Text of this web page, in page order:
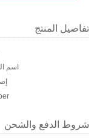
تفاصيل المنتج
اسم
شروط الدفع والشحن